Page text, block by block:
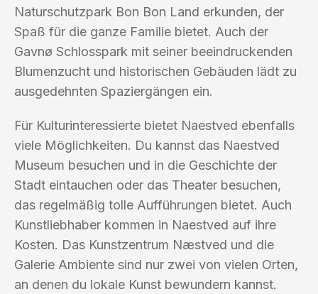
Naturschutzpark Bon Bon Land erkunden, der
Spaß für die ganze Familie bietet. Auch der
Gavnø Schlosspark mit seiner beeindruckenden
Blumenzucht und historischen Gebäuden lädt zu
ausgedehnten Spaziergängen ein.
Für Kulturinteressierte bietet Naestved ebenfalls
viele Möglichkeiten. Du kannst das Naestved
Museum besuchen und in die Geschichte der
Stadt eintauchen oder das Theater besuchen,
das regelmäßig tolle Aufführungen bietet. Auch
Kunstliebhaber kommen in Naestved auf ihre
Kosten. Das Kunstzentrum Næstved und die
Galerie Ambiente sind nur zwei von vielen Orten,
an denen du lokale Kunst bewundern kannst.